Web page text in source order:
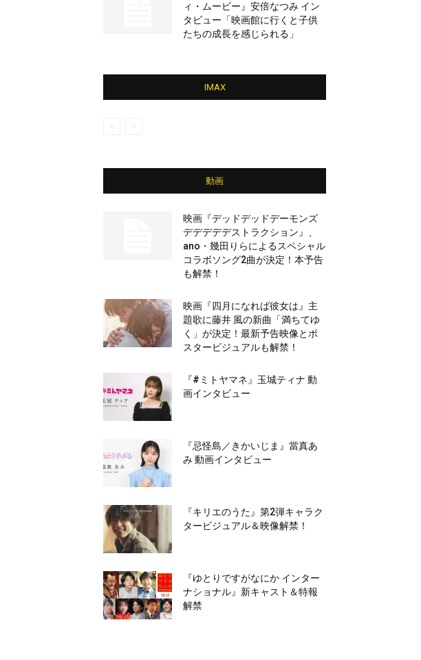
ィ・ムービー』安倍なつみ イン
タビュー「映画館に行くと子供
たちの成長を感じられる」
IMAX
動画
映画『デッドデッドデーモンズ
デデデデデストラクション』、
ano・幾田りらによるスペシャル
コラボソング2曲が決定！本予告
も解禁！
映画『四月になれば彼女は』主
題歌に藤井 風の新曲「満ちてゆ
く」が決定！最新予告映像とポ
スタービジュアルも解禁！
『#ミトヤマネ』玉城ティナ 動
画インタビュー
『忌怪島／きかいじま』當真あ
み 動画インタビュー
『キリエのうた』第2弾キャラク
タービジュアル＆映像解禁！
『ゆとりですがなにか インター
ナショナル』新キャスト＆特報
解禁